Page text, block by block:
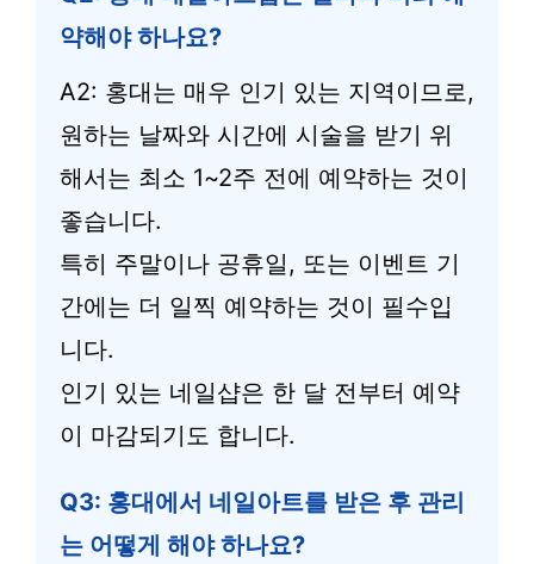
약해야 하나요?
A2: 홍대는 매우 인기 있는 지역이므로,
원하는 날짜와 시간에 시술을 받기 위
해서는 최소 1~2주 전에 예약하는 것이
좋습니다.
특히 주말이나 공휴일, 또는 이벤트 기
간에는 더 일찍 예약하는 것이 필수입
니다.
인기 있는 네일샵은 한 달 전부터 예약
이 마감되기도 합니다.
Q3: 홍대에서 네일아트를 받은 후 관리
는 어떻게 해야 하나요?